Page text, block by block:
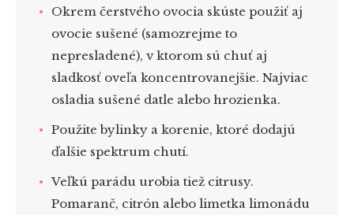
Okrem čerstvého ovocia skúste použiť aj
ovocie sušené (samozrejme to
nepresladené), v ktorom sú chuť aj
sladkosť oveľa koncentrovanejšie. Najviac
osladia sušené datle alebo hrozienka.
Použite bylinky a korenie, ktoré dodajú
ďalšie spektrum chutí.
Veľkú parádu urobia tiež citrusy.
Pomaranč, citrón alebo limetka limonádu